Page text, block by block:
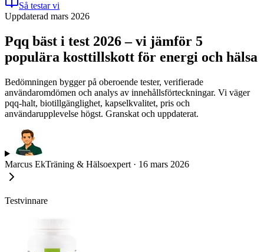
Så testar vi
Uppdaterad mars 2026
Pqq bäst i test 2026 – vi jämför 5
populära kosttillskott för energi och hälsa
Bedömningen bygger på oberoende tester, verifierade
användaromdömen och analys av innehållsförteckningar. Vi väger
pqq-halt, biotillgänglighet, kapselkvalitet, pris och
användarupplevelse högst. Granskat och uppdaterat.
Marcus EkTräning & Hälsoexpert · 16 mars 2026
Testvinnare